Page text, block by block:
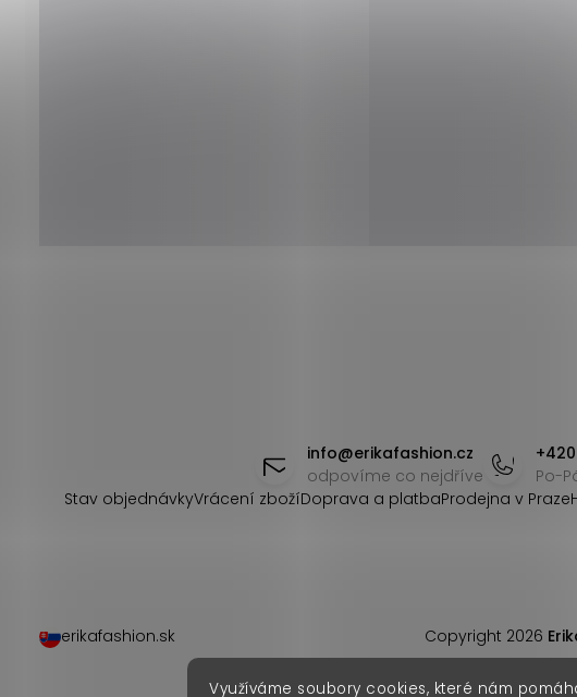
Využíváme soubory cookies, které nám
info@erikafashion.cz
odpovíme co nejdříve
Po-
Stav objednávkyVrácení zbožíDoprava a platbaProdejna v Praze
Copyright 2026
erikafashion.sk